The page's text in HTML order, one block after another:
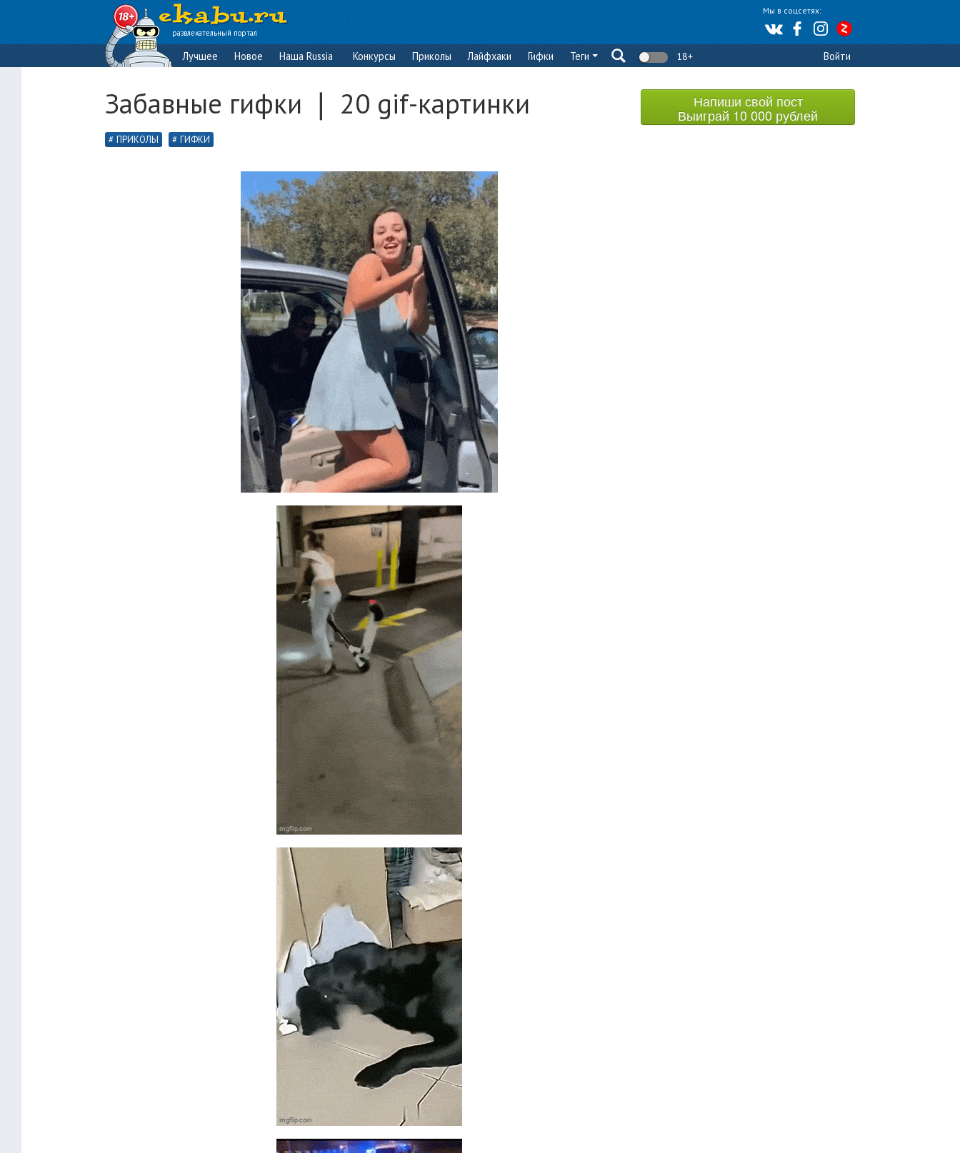
Мы в соцсетях:
развлекательный портал
Лучшее Новое Наша Russia Конкурсы Приколы Лайфхаки Гифки Теги 18+ Войти
Забавные гифки ❘ 20 gif-картинки
ПРИКОЛЫ ГИФКИ
Напиши свой пост
Выиграй 10 000 рублей